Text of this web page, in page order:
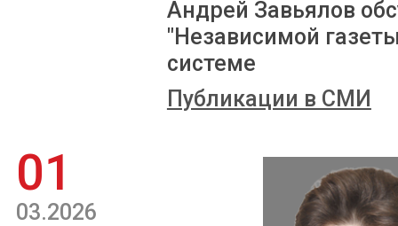
Андрей Завьялов
"Независимой
системе
Публикации в СМИ
01
03.2026